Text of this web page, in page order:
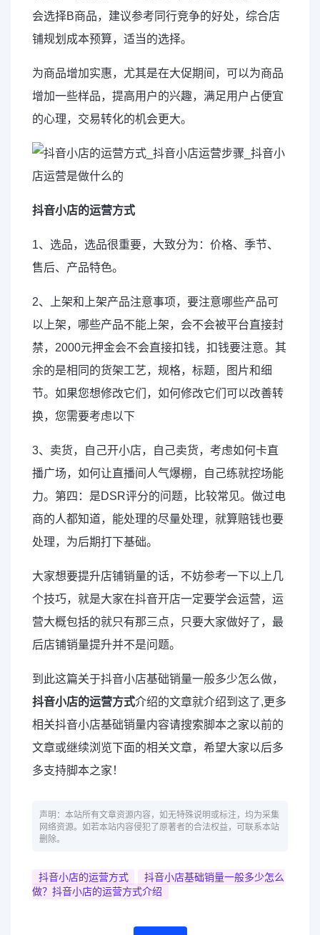
会选择B商品，建议参考同行竞争的好处，综合店
铺规划成本预算，适当的选择。
为商品增加实惠，尤其是在大促期间，可以为商品
增加一些样品，提高用户的兴趣，满足用户占便宜
的心理，交易转化的机会更大。
抖音小店的运营方式
1、选品，选品很重要，大致分为：价格、季节、
售后、产品特色。
2、上架和上架产品注意事项，要注意哪些产品可
以上架，哪些产品不能上架，会不会被平台直接封
禁，2000元押金会不会直接扣钱，扣钱要注意。其
余的是相同的货架工艺，规格，标题，图片和细
节。如果您想修改它们，如何修改它们可以改善转
换，您需要考虑以下
3、卖货，自己开小店，自己卖货，考虑如何卡直
播广场，如何让直播间人气爆棚，自己练就控场能
力。第四：是DSR评分的问题，比较常见。做过电
商的人都知道，能处理的尽量处理，就算赔钱也要
处理，为后期打下基础。
大家想要提升店铺销量的话，不妨参考一下以上几
个技巧，就是大家在抖音开店一定要学会运营，运
营大概包括的就只有那三点，只要大家做好了，最
后店铺销量提升并不是问题。
到此这篇关于抖音小店基础销量一般多少怎么做，
抖音小店的运营方式介绍的文章就介绍到这了,更多
相关抖音小店基础销量内容请搜索脚本之家以前的
文章或继续浏览下面的相关文章，希望大家以后多
多支持脚本之家！
声明：本站所有文章资源内容，如无特殊说明或标注，均为采集
网络资源。如若本站内容侵犯了原著者的合法权益，可联系本站
删除。
抖音小店的运营方式
抖音小店基础销量一般多少怎么
做？抖音小店的运营方式介绍